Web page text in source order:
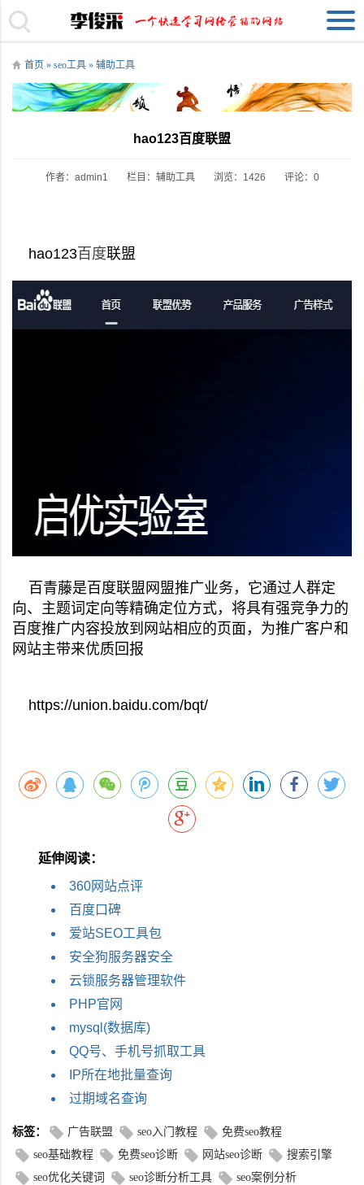
首页 » seo工具 » 辅助工具
​hao123百度联盟
作者：admin1 栏目： 辅助工具 浏览：1426 评论：0
hao123百度联盟
百青藤是百度联盟网盟推广业务，它通过人群定
向、主题词定向等精确定位方式，将具有强竞争力的
百度推广内容投放到网站相应的页面，为推广客户和
网站主带来优质回报
https://union.baidu.com/bqt/
延伸阅读：
360网站点评
百度口碑
爱站SEO工具包
安全狗服务器安全
云锁服务器管理软件
PHP官网
mysql(数据库)
QQ号、手机号抓取工具
IP所在地批量查询
过期域名查询
标签： 广告联盟 seo入门教程
免费seo教程
seo基础教程
免费seo诊断 网站seo诊断
搜索引擎
seo优化关键词
seo诊断分析工具
seo案例分析